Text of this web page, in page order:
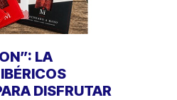
LA
DISFRUTAR